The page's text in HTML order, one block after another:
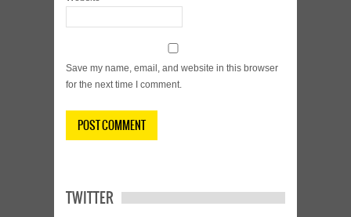
Save my name, email, and website in this browser
for the next time I comment.
TWITTER